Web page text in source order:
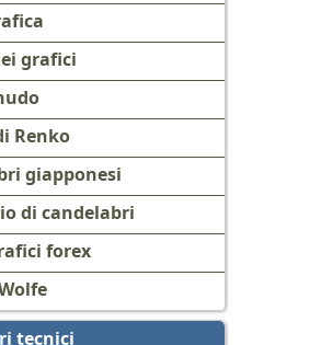
grafici
Renko
giapponesi
di candelabri
forex
tecnici